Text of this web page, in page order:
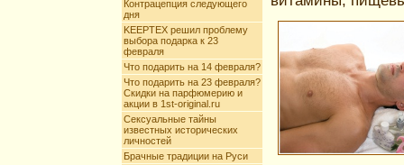
Контрацепция следующего
дня
KEEPTEX решил проблему
выбора подарка к 23
февраля
Что подарить на 14 февраля?
Что подарить на 23 февраля?
Скидки на парфюмерию и
акции в 1st-original.ru
Сексуальные тайны
известных исторических
личностей
Брачные традиции на Руси